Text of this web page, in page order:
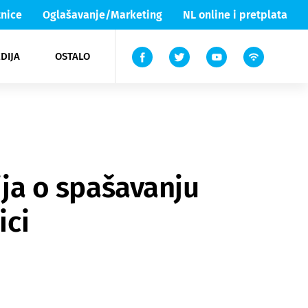
Oglašavanje/Marketing NL online i pretplata
OSTALO
Lika & Senj
TV
o spašavanju